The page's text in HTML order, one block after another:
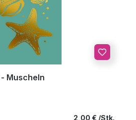
Muscheln
Regulärer
2,00 €